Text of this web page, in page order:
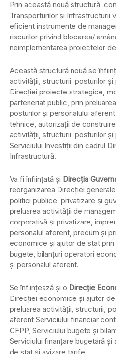
Prin această nouă structură,
Transporturilor şi Infrastructurii
eficient instrumente de
riscurilor privind blocarea/
neimplementarea proiectelor
Această structură nouă se
activităţii, structurii, posturilor şi
Direcţiei proiecte strategice,
parteneriat public, prin
posturilor şi personalului
tehnice, autorizaţii de
activităţii, structurii, posturilor şi
Serviciului Investiţii din cadrul
Infrastructură.
Va fi înfiinţată şi Direcţia
reorganizarea Direcţiei
politici publice, privatizare şi
preluarea activităţii de
corporativă şi privatizare,
personalul aferent, precum şi
economice şi ajutor de stat
bugete, bilanţuri operatori
şi personalul aferent.
Se înfiinţează şi o Direcţie
Direcţiei economice şi ajutor
preluarea activităţii, structurii,
aferent Serviciului financiar
CFPP, Serviciului bugete şi
Serviciului finanţare bugetară şi
de stat şi avizare tarife.